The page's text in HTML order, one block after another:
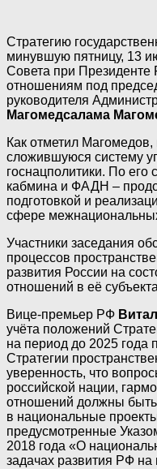
Стратегию
минувшую пятницу, 13
Совета при
отношениям под
руководителя
Магомедсалама
Как отметил Магомедов,
сложившуюся систему
госнацполитики. По
кабмина и ФАДН –
подготовкой и
сфере
Участники заседания
процессов
развития России на
отношений в её
Вице-премьер РФ
учёта положений
на период до 2025 года
Стратегии
уверенность, что
российской нации,
отношений должны
в национальные
предусмотренные
2018 года «О
задачах развития РФ на